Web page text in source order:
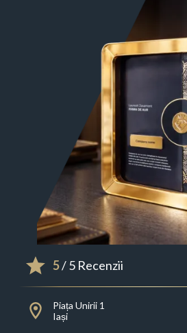
5/ 5 Recenzii
Piața Unirii 1
Iași